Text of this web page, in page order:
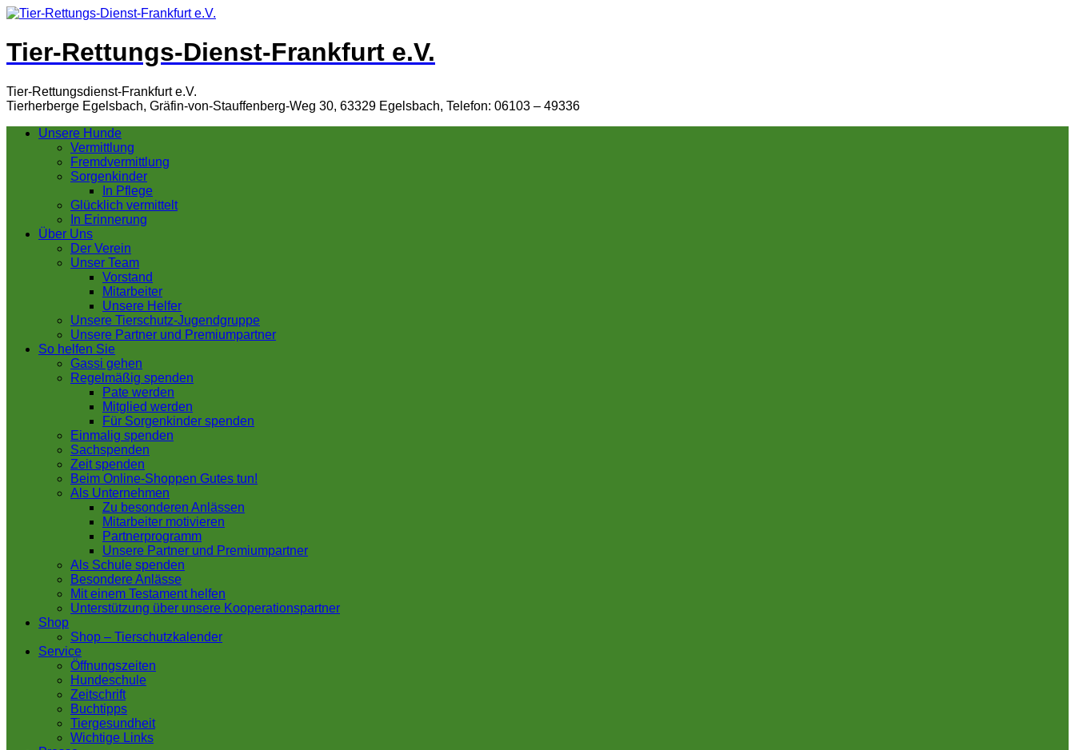
Tier-Rettungs-Dienst-Frankfurt e.V.
Tier-Rettungsdienst-Frankfurt e.V.
Tierherberge Egelsbach, Gräfin-von-Stauffenberg-Weg 30, 63329 Egelsbach, Telefon: 06103 – 49336
Unsere Hunde
Vermittlung
Fremdvermittlung
Sorgenkinder
In Pflege
Glücklich vermittelt
In Erinnerung
Über Uns
Der Verein
Unser Team
Vorstand
Mitarbeiter
Unsere Helfer
Unsere Tierschutz-Jugendgruppe
Unsere Partner und Premiumpartner
So helfen Sie
Gassi gehen
Regelmäßig spenden
Pate werden
Mitglied werden
Für Sorgenkinder spenden
Einmalig spenden
Sachspenden
Zeit spenden
Beim Online-Shoppen Gutes tun!
Als Unternehmen
Zu besonderen Anlässen
Mitarbeiter motivieren
Partnerprogramm
Unsere Partner und Premiumpartner
Als Schule spenden
Besondere Anlässe
Mit einem Testament helfen
Unterstützung über unsere Kooperationspartner
Shop
Shop – Tierschutzkalender
Service
Öffnungszeiten
Hundeschule
Zeitschrift
Buchtipps
Tiergesundheit
Wichtige Links